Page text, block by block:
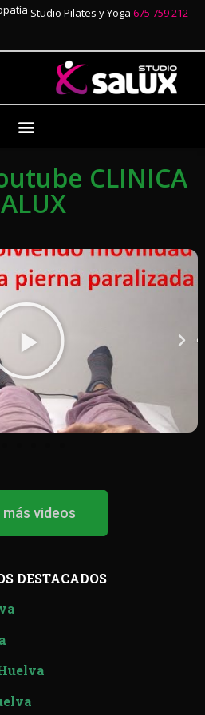
Studio Pilates y Yoga 675 759 212
CLINICA
videos
DESTACADOS